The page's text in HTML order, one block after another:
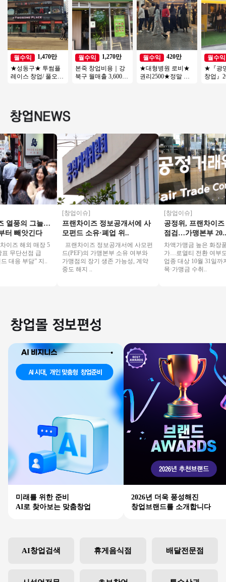
월수익
1,470만
★성동구★ 투썸플
레이스 창업/ 풀오토
월수익
1,270만
본죽 창업비용｜강
북구 월매출 3,600만
월수익
420만
★대형병원 로비★
권리2500★정말 이
월수익
★『광
창업』
풍의 그늘…
빼앗긴다
즈 해외 매장 5
단선점 급
응 부담” 지..
[창업이슈]
프랜차이즈 정보공개서에 사
모펀드 소유·폐업 위..
프랜차이즈 정보공개서에 사모펀
드(PEF)의 가맹본부 소유 여부와
가맹점의 장기 생존 가능성, 계약
중도 해지 ..
[창업이슈]
공정위, 프랜차이즈
점검…가맹본부 20..
차액가맹금 높은 화장품
가…로열티 전환 여부도
업종 대상 10월 31일까지
목·가맹금 수취..
미래를 위한 준비
AI로 찾아보는 맞춤창업
2026년 더욱 풍성해진
창업브랜드를 소개합니다
AI창업검색 휴게음식점 배달전문점